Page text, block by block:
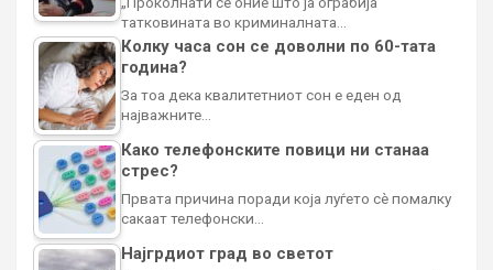
татковината во криминалната…
Колку часа сон се доволни по 60-тата
година?
За тоа дека квалитетниот сон е еден од
најважните…
Како телефонските повици ни станаа
стрес?
Првата причина поради која луѓето сè помалку
сакаат телефонски…
Најгрдиот град во светот